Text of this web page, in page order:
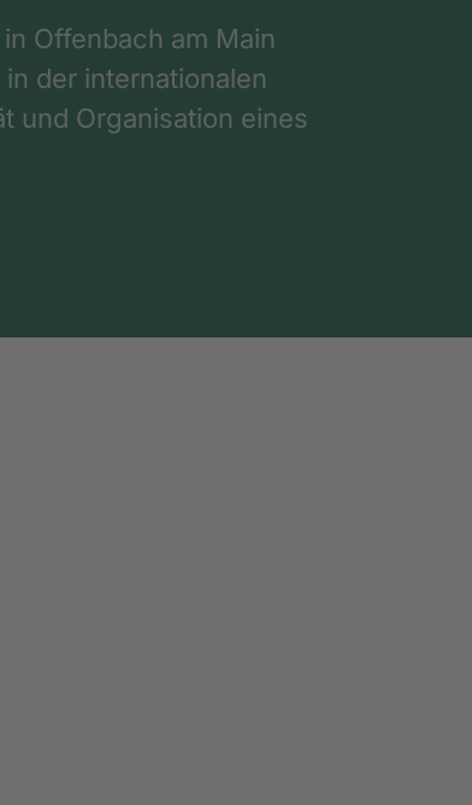
Offenbach am Main
der internationalen
und Organisation eines